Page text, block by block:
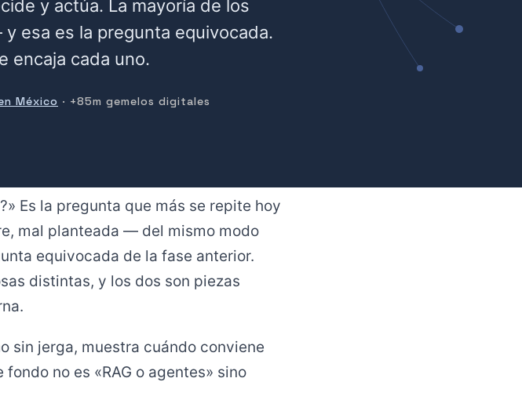
y actúa. La mayoría de los
esa es la pregunta equivocada.
encaja cada uno.
México · +85m gemelos digitales
Es la pregunta que más se repite hoy
mal planteada — del mismo modo
equivocada de la fase anterior.
distintas, y los dos son piezas
sin jerga, muestra cuándo conviene
no es «RAG o agentes» sino